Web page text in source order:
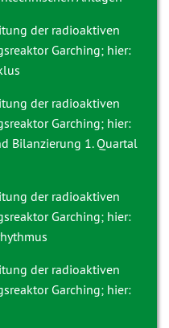
der radioaktiven
Garching; hier:
der radioaktiven
Garching; hier:
Bilanzierung 1. Quartal
der radioaktiven
Garching; hier:
der radioaktiven
Garching; hier: